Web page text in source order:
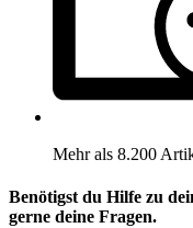
Mehr als 8.200
Benötigst du Hilfe zu
gerne deine Fragen.